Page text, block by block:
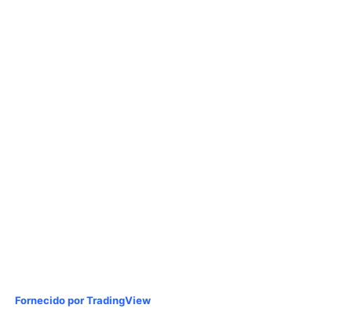
Fornecido por TradingView